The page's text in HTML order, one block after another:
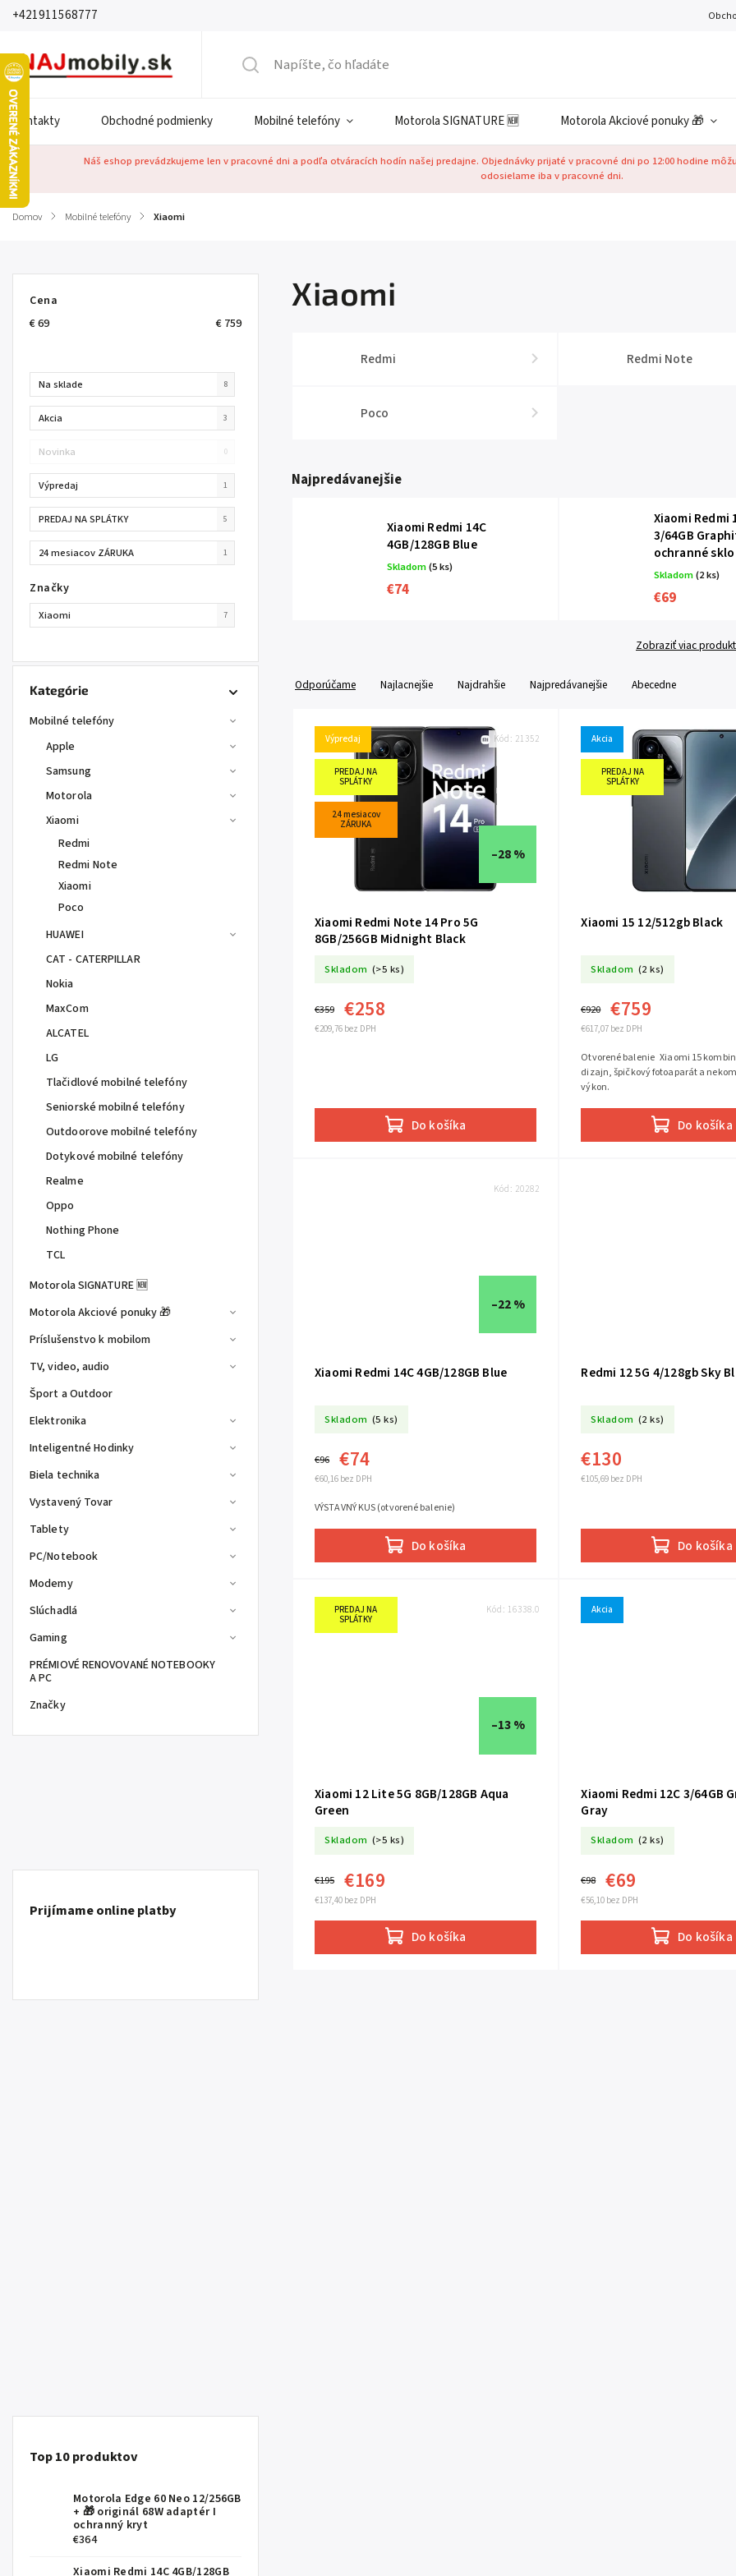
+421911568777
Kontakty Obchodné podmienky Mobilné telefóny Motorola SIGNATURE 🆕 Motorola Akciové ponuky 🎁
Náš eshop prevádzkujeme len v pracovné dni a podľa otváracích hodín našej predajne. Objednávky prijaté v pracovné dni po 12:00 hodine
odosielame iba v pracovné dni.
Domov / Mobilné telefóny / Xiaomi
Cena
€69 € 759
Na sklade 8
Akcia 3
Novinka 0
Výpredaj 1
PREDAJ NA SPLÁTKY 5
24 mesiacov ZÁRUKA 1
Značky
Xiaomi 7
Kategórie
Mobilné telefóny
Apple
Samsung
Motorola
Xiaomi
Redmi
Redmi Note
Xiaomi
Poco
HUAWEI
CAT - CATERPILLAR
Nokia
MaxCom
ALCATEL
LG
Tlačidlové mobilné telefóny
Seniorské mobilné telefóny
Outdoorove mobilné telefóny
Dotykové mobilné telefóny
Realme
Oppo
Nothing Phone
TCL
Motorola SIGNATURE 🆕
Motorola Akciové ponuky 🎁
Príslušenstvo k mobilom
TV, video, audio
Šport a Outdoor
Elektronika
Inteligentné Hodinky
Biela technika
Vystavený Tovar
Tablety
PC/Notebook
Modemy
Slúchadlá
Gaming
PRÉMIOVÉ RENOVOVANÉ NOTEBOOKY
A PC
Značky
Prijímame online platby
Top 10 produktov
Motorola Edge 60 Neo 12/256GB
+ 🎁 originál 68W adaptér I
ochranný kryt
€364
Xiaomi Redmi 14C 4GB/128GB
Xiaomi
Redmi Redmi Note
Poco
Najpredávanejšie
Xiaomi Redmi 14C
4GB/128GB Blue
Skladom(5 ks)
€74
Xiaomi Redmi
3/64GB
ochranné
Skladom(2 ks)
€69
Zobraziť viac
Odporúčame Najlacnejšie Najdrahšie Najpredávanejšie Abecedne
Výpredaj
PREDAJ NA
SPLÁTKY
24 mesiacov
ZÁRUKA
–28 %
Xiaomi Redmi Note 14 Pro 5G
8GB/256GB Midnight Black
Skladom (>5 ks)
€209,76 bez DPH
€359 €258
Do košíka
Kód: 21352 Akcia
PREDAJ NA
SPLÁTKY
Xiaomi 15 12/512gb Black
Skladom (2 ks)
€617,07 bez DPH
€920 €759
Do košíka
Otvorené balenie Xiaomi 15
dizajn, špičkový fotoaparát a
výkon.
–22 %
Xiaomi Redmi 14C 4GB/128GB Blue
Skladom (5 ks)
€60,16 bez DPH
€96 €74
Do košíka
VÝSTAVNÝ KUS (otvorené balenie)
Kód: 20282
Redmi 12 5G 4/
Skladom (2 ks)
€105,69 bez DPH
€130
Do košíka
PREDAJ NA
SPLÁTKY
–13 %
Xiaomi 12 Lite 5G 8GB/128GB Aqua
Green
Skladom (>5 ks)
€137,40 bez DPH
€195 €169
Do košíka
Kód: 16338.0 Akcia
Xiaomi Redmi 12C 3/64GB
Gray
Skladom (2 ks)
€56,10 bez DPH
€98 €69
Do košíka